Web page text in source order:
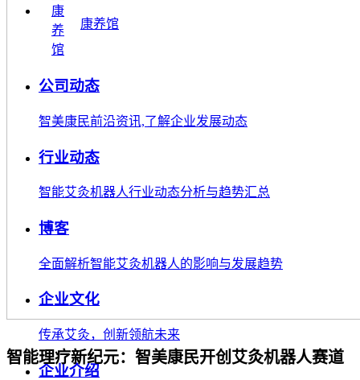
康养馆
公司动态
智美康民前沿资讯,了解企业发展动态
行业动态
智能艾灸机器人行业动态分析与趋势汇总
博客
全面解析智能艾灸机器人的影响与发展趋势
企业文化
传承艾灸，创新领航未来
企业介绍
智能理疗新纪元：智美康民开创艾灸机器人赛道